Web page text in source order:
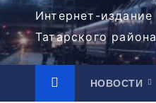
Интернет-издание
Татарского района
НОВОСТИ